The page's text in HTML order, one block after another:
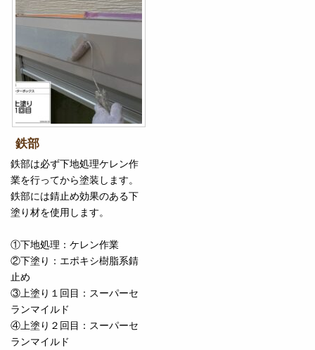
鉄部
鉄部は必ず下地処理ケレン作
業を行ってから塗装します。
鉄部には錆止め効果のある下
塗り材を使用します。
①下地処理：ケレン作業
②下塗り：エポキシ樹脂系錆
止め
③上塗り１回目：スーパーセ
ランマイルド
④上塗り２回目：スーパーセ
ランマイルド